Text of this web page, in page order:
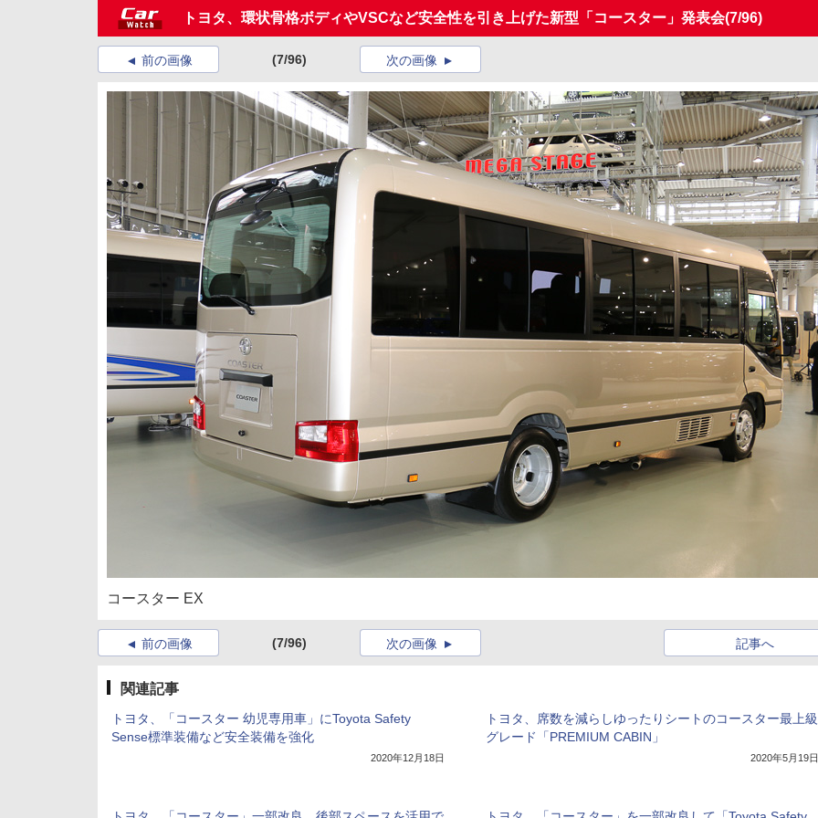
トヨタ、環状骨格ボディやVSCなど安全性を引き上げた新型「コースター」発表会(7/96)
前の画像 (7/96) 次の画像
コースター EX
前の画像 (7/96) 記事へ
次の画像
関連記事
トヨタ、「コースター 幼児専用車」にToyota Safety
Sense標準装備など安全装備を強化
2020年12月18日
トヨタ、席数を減らしゆったりシートのコースター最上級
グレード「PREMIUM CABIN」
2020年5月19日